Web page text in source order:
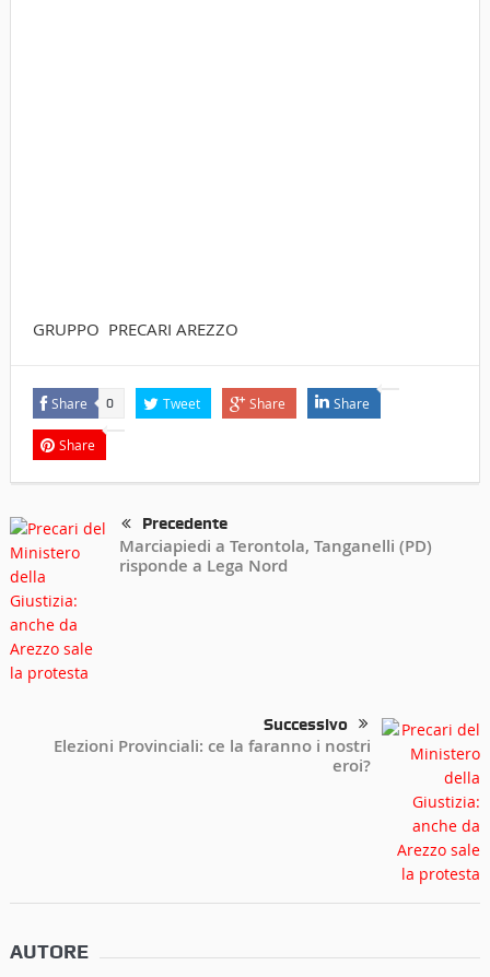
GRUPPO PRECARI AREZZO
Share 0 Tweet Share Share
Share
Precedente
Marciapiedi a Terontola, Tanganelli (PD)
risponde a Lega Nord
Successivo
Elezioni Provinciali: ce la faranno i nostri
eroi?
AUTORE